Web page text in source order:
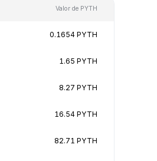
Valor de PYTH
0.1654 PYTH
1.65 PYTH
8.27 PYTH
16.54 PYTH
82.71 PYTH